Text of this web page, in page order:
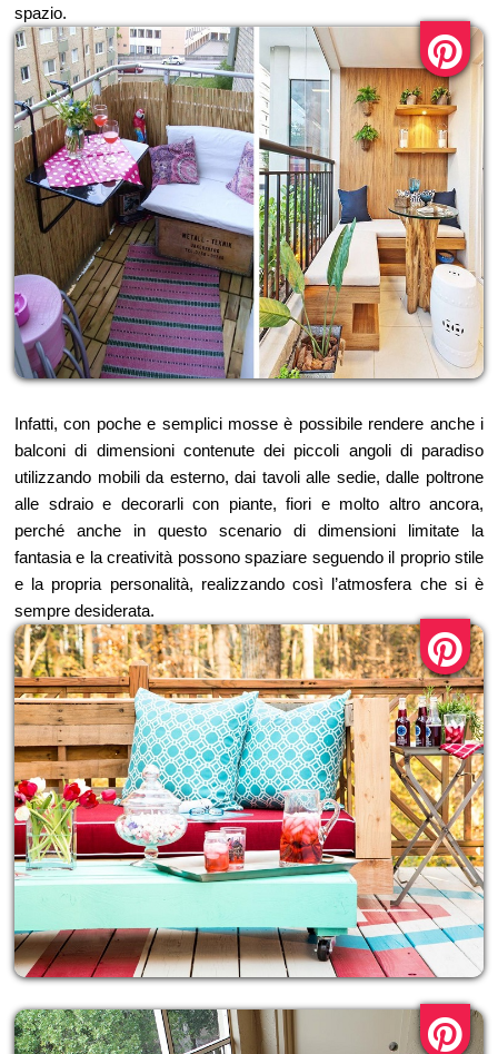
spazio.
Infatti, con poche e semplici mosse è possibile rendere anche i
balconi di dimensioni contenute dei piccoli angoli di paradiso
utilizzando mobili da esterno, dai tavoli alle sedie, dalle poltrone
alle sdraio e decorarli con piante, fiori e molto altro ancora,
perché anche in questo scenario di dimensioni limitate la
fantasia e la creatività possono spaziare seguendo il proprio stile
e la propria personalità, realizzando così l’atmosfera che si è
sempre desiderata.